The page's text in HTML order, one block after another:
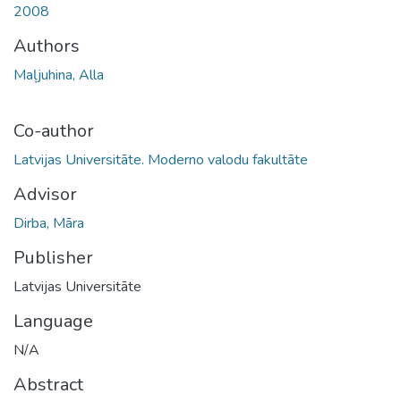
2008
Authors
Maļjuhina, Alla
Co-author
Latvijas Universitāte. Moderno valodu fakultāte
Advisor
Dirba, Māra
Publisher
Latvijas Universitāte
Language
N/A
Abstract